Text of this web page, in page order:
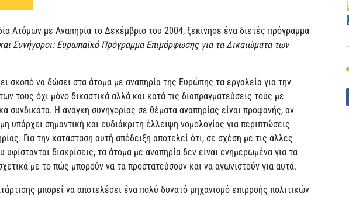
Ατόμων με Αναπηρία το Δεκέμβριο του 2004, ξεκίνησε ένα διετές πρόγραμμα
Συνήγοροι: Ευρωπαϊκό Πρόγραμμα Επιμόρφωσης για τα Δικαιώματα των
σκοπό να δώσει στα άτομα με αναπηρία της Ευρώπης τα εργαλεία για την
τους όχι μόνο δικαστικά αλλά και κατά τις διαπραγματεύσεις τους με
συνδικάτα. Η ανάγκη συνηγορίας σε θέματα αναπηρίας είναι προφανής, αν
υπάρχει σημαντική και ευδιάκριτη έλλειψη νομολογίας για περιπτώσεις
Για την κατάσταση αυτή απόδειξη αποτελεί ότι, σε σχέση με τις άλλες
διακρίσεις, τα άτομα με αναπηρία δεν είναι ενημερωμένα για τα
με το πώς μπορούν να τα προστατεύσουν και να αγωνιστούν για αυτά.
μπορεί να αποτελέσει ένα πολύ δυνατό μηχανισμό επιρροής πολιτικών